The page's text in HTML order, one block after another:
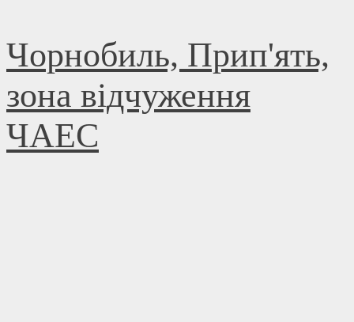
Skip
to
content
Чорнобиль, Прип'ять,
зона відчуження
ЧАЕС